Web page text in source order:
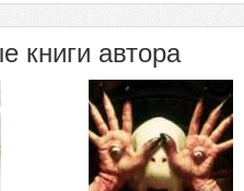
книги автора